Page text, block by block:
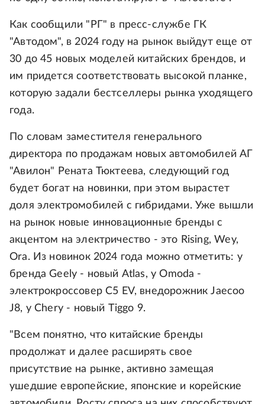
Как сообщили "РГ" в пресс-службе ГК
"Автодом", в 2024 году на рынок выйдут еще от
30 до 45 новых моделей китайских брендов, и
им придется соответствовать высокой планке,
которую задали бестселлеры рынка уходящего
года.
По словам заместителя генерального
директора по продажам новых автомобилей АГ
"Авилон" Рената Тюктеева, следующий год
будет богат на новинки, при этом вырастет
доля электромобилей с гибридами. Уже вышли
на рынок новые инновационные бренды с
акцентом на электричество - это Rising, Wey,
Ora. Из новинок 2024 года можно отметить: у
бренда Geely - новый Atlas, у Omoda -
электрокроссовер C5 EV, внедорожник Jaecoo
J8, у Chery - новый Tiggo 9.
"Всем понятно, что китайские бренды
продолжат и далее расширять свое
присутствие на рынке, активно замещая
ушедшие европейские, японские и корейские